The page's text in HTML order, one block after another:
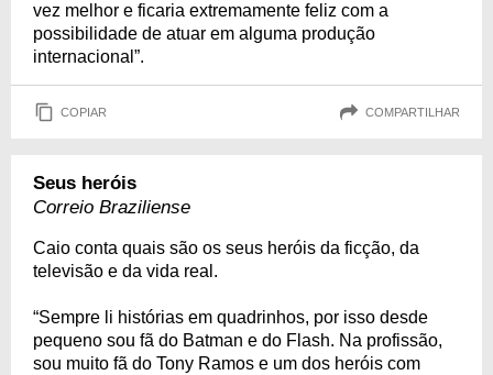
vez melhor e ficaria extremamente feliz com a
possibilidade de atuar em alguma produção
internacional”.
COPIAR COMPARTILHAR
Seus heróis
Correio Braziliense
Caio conta quais são os seus heróis da ficção, da
televisão e da vida real.
“Sempre li histórias em quadrinhos, por isso desde
pequeno sou fã do Batman e do Flash. Na profissão,
sou muito fã do Tony Ramos e um dos heróis com